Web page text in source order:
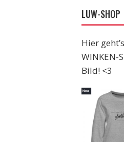
LUW-SHOP
Hier
WINKEN-
Bild! <3